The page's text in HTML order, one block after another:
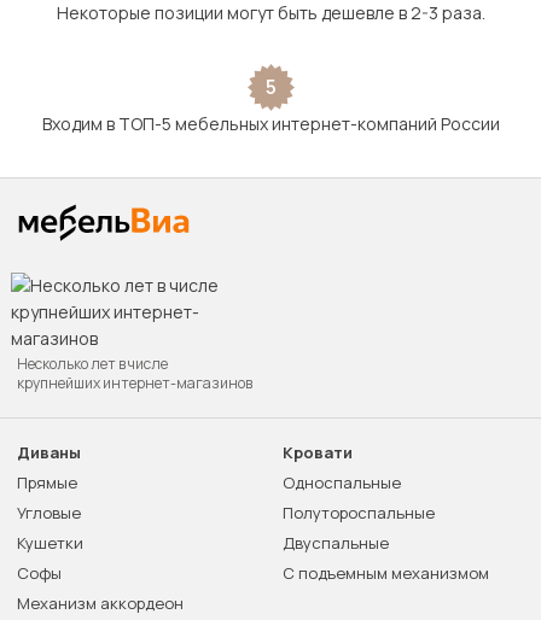
Некоторые позиции могут быть дешевле в 2-3 раза.
5
Входим в ТОП-5 мебельных интернет-компаний России
Несколько лет в числе
крупнейших интернет-магазинов
Диваны
Прямые
Угловые
Кушетки
Софы
Механизм аккордеон
Кровати
Односпальные
Полутороспальные
Двуспальные
С подъемным механизмом